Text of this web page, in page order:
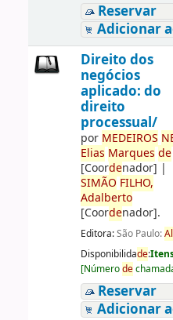
Reservar
Adicionar
Direito dos
negócios
aplicado: do
direito
processual/
por MEDEIROS
Elias Marques de
[Coordenador] |
SIMÃO FILHO,
Adalberto
[Coordenador].
Editora:São Paulo:
Disponibilidade:
[Númerode
Reservar
Adicionar